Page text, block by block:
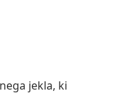
jekla, ki